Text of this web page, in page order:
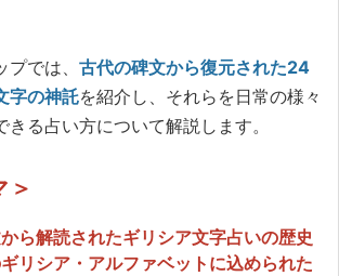
では、 古代の碑文から復元された24
字の神託を紹介し、それらを日常の様々
きる占い方について解説します。
＞
ら解読されたギリシア文字占いの歴史
リシア・アルファベットに込められた